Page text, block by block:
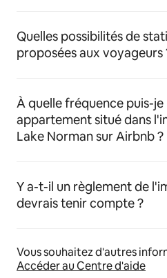
Quelles possibilités de
proposées aux voyageurs
À quelle fréquence puis-
appartement situé dans
Lake Norman sur Airbnb ?
Y a-t-il un règlement de
devrais tenir compte ?
Vous souhaitez d'autres
Accéder au Centre d'aide